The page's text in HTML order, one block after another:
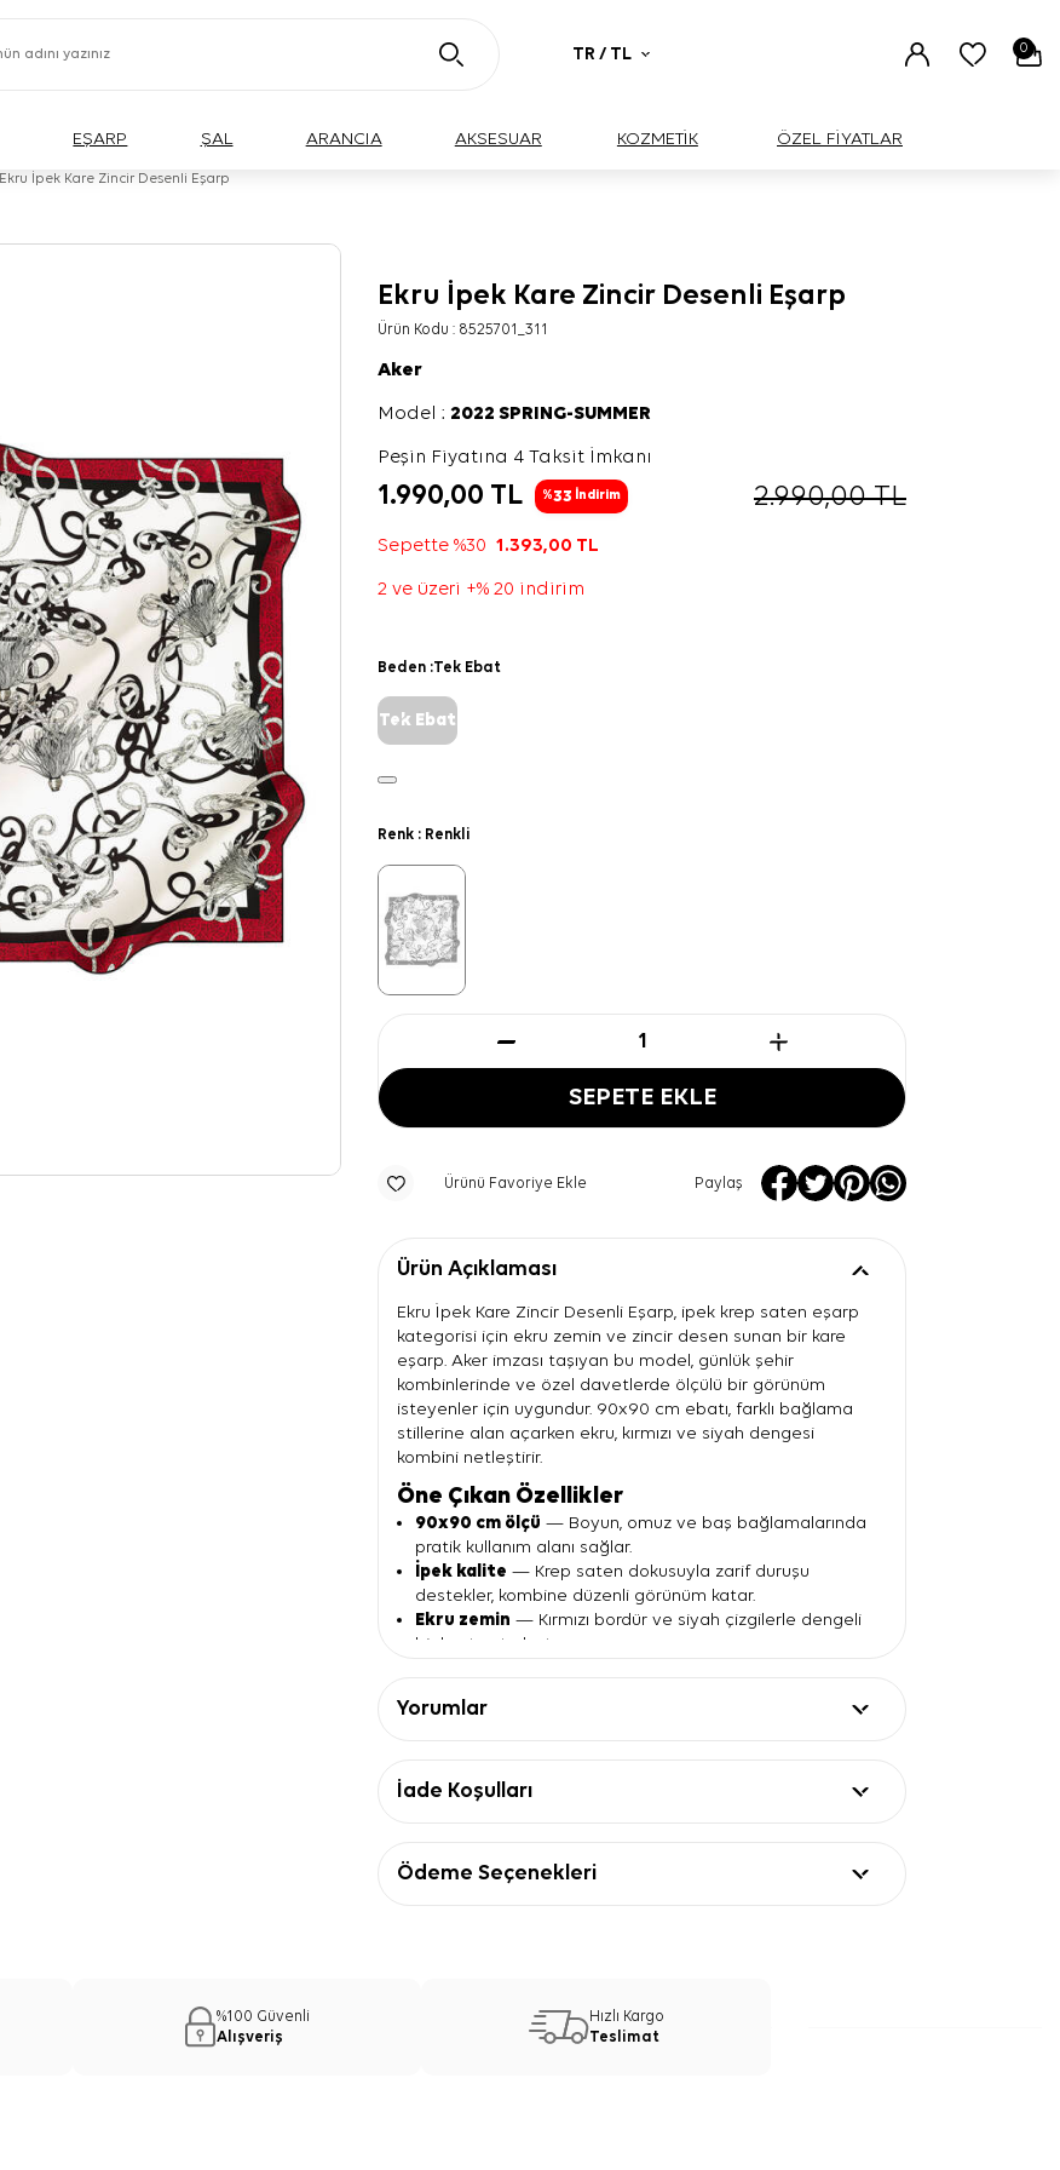
TR / TL 0
EŞARP ŞAL ARANCIA AKSESUAR KOZMETİK ÖZEL FİYATLAR
Ekru İpek Kare Zincir Desenli Eşarp
Ekru İpek Kare Zincir Desenli Eşarp
Ürün Kodu : 8525701_311
Aker
Model :2022 SPRING-SUMMER
Peşin Fiyatına 4 Taksit İmkanı
1.990,00 TL %33 İndirim 2.990,00TL
Sepette %301.393,00 TL
2 ve üzeri +% 20 indirim
Beden :Tek Ebat
Tek Ebat
Renk : Renkli
SEPETE EKLE
Ürünü Favoriye Ekle Paylaş
Ürün Açıklaması
Ekru İpek Kare Zincir Desenli Eşarp, ipek krep saten eşarp
kategorisi için ekru zemin ve zincir desen sunan bir kare
eşarp. Aker imzası taşıyan bu model, günlük şehir
kombinlerinde ve özel davetlerde ölçülü bir görünüm
isteyenler için uygundur. 90x90 cm ebatı, farklı bağlama
stillerine alan açarken ekru, kırmızı ve siyah dengesi
kombini netleştirir.
Öne Çıkan Özellikler
90x90 cm ölçü — Boyun, omuz ve baş bağlamalarında
pratik kullanım alanı sağlar.
İpek kalite — Krep saten dokusuyla zarif duruşu
destekler, kombine düzenli görünüm katar.
Ekru zemin — Kırmızı bordür ve siyah çizgilerle dengeli
bir kontrast oluşturur.
Kare form
Ürün Detayları
Kalite
Krep saten
Kullanım Önerisi
Yorumlar
İade Koşulları
Ödeme Seçenekleri
%100 Güvenli
Alışveriş
Hızlı Kargo
Teslimat